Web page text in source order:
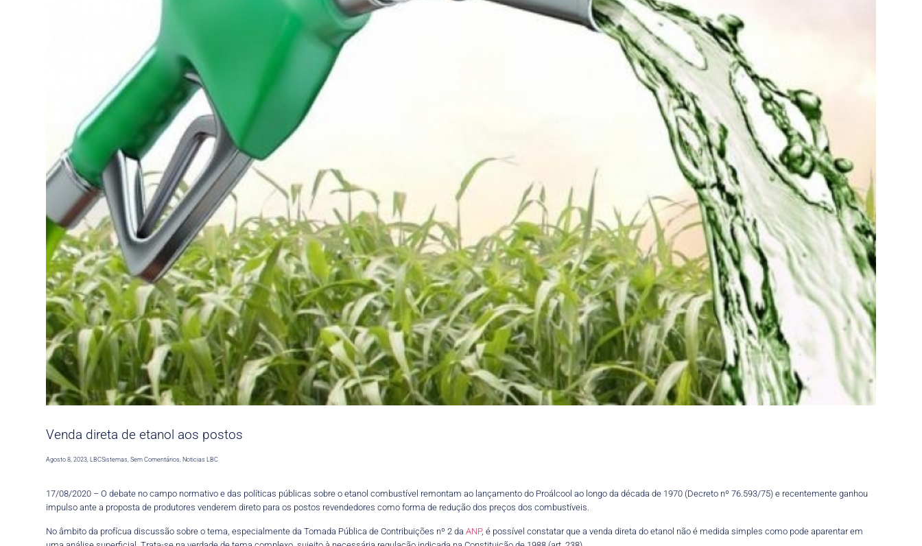
Venda direta de etanol aos postos
Agosto 8, 2023 ,LBCSistemas Sem Comentários Noticias LBC
17/08/2020 – O debate no campo normativo e das políticas públicas sobre o etanol combustível remontam ao lançamento do Proálcool ao longo da década de 1970 (Decreto nº 76.593/75) e recentemente ganhou
impulso ante a proposta de produtores venderem direto para os postos revendedores como forma de redução dos preços dos combustíveis.
No âmbito da profícua discussão sobre o tema, especialmente da Tomada Pública de Contribuições nº 2 daANP, é possível constatar que a venda direta do etanol não é medida simples como pode aparentar em